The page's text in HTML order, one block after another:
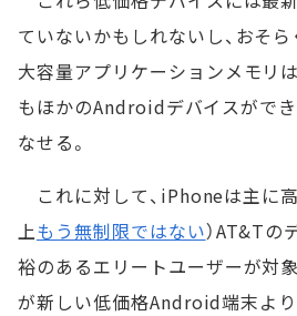
ていないかもしれないし、おそ
大容量アプリケーションメモリ
もほかのAndroidデバイスがで
なせる。
これに対して、iPhoneは主に
上もう無制限ではない）AT&Tの
裕のあるエリートユーザーが対
が新しい低価格Android端末より